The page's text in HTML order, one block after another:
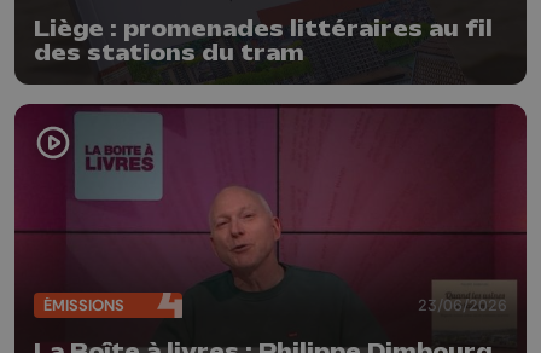
Liège : promenades littéraires au fil
des stations du tram
ÉMISSIONS 23/06/2026